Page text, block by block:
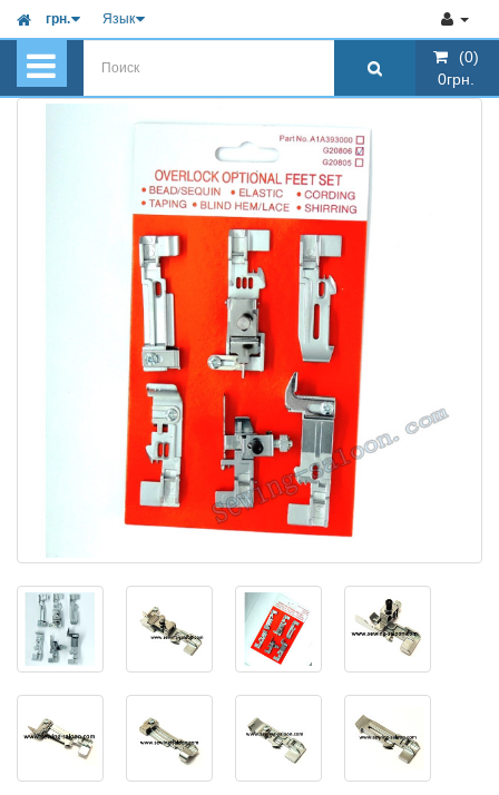
грн. Язык
(0)
0грн.